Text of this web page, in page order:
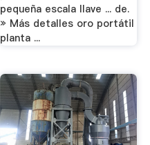
pequeña escala llave ... de.
» Más detalles oro portátil
planta ...